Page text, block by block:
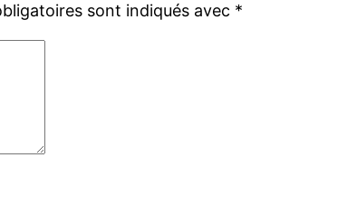
sont indiqués avec *